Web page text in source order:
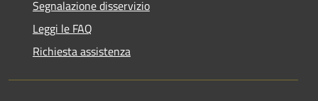
Segnalazione disservizio
Leggi le FAQ
Richiesta assistenza